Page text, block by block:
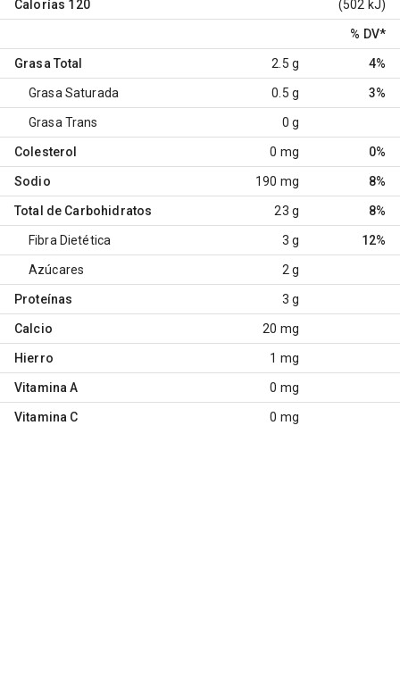
Calorías 120 (502 kJ)
% DV*
Grasa Total 2.5 g 4%
Grasa Saturada 0.5 g 3%
Grasa Trans 0 g
Colesterol 0 mg 0%
Sodio 190 mg 8%
Total de Carbohidratos 23 g 8%
Fibra Dietética 3 g 12%
Azúcares 2 g
Proteínas 3 g
Calcio 20 mg
Hierro 1 mg
Vitamina A 0 mg
Vitamina C 0 mg